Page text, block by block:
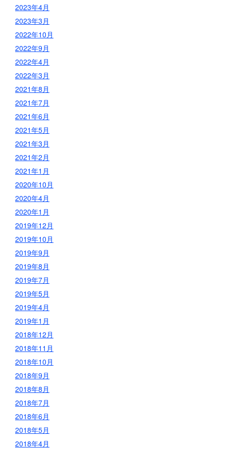
2023年4月
2023年3月
2022年10月
2022年9月
2022年4月
2022年3月
2021年8月
2021年7月
2021年6月
2021年5月
2021年3月
2021年2月
2021年1月
2020年10月
2020年4月
2020年1月
2019年12月
2019年10月
2019年9月
2019年8月
2019年7月
2019年5月
2019年4月
2019年1月
2018年12月
2018年11月
2018年10月
2018年9月
2018年8月
2018年7月
2018年6月
2018年5月
2018年4月